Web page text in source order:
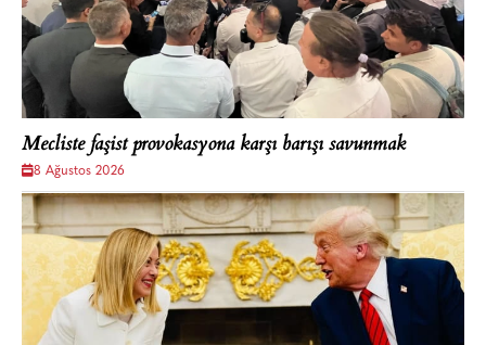
Mecliste faşist provokasyona karşı barışı savunmak
8 Ağustos 2026